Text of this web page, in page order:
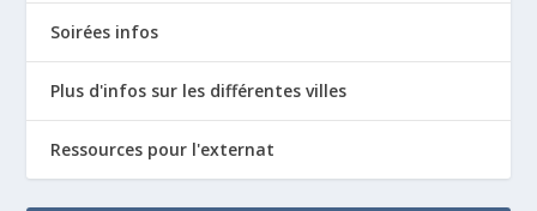
Soirées infos
Plus d'infos sur les différentes villes
Ressources pour l'externat